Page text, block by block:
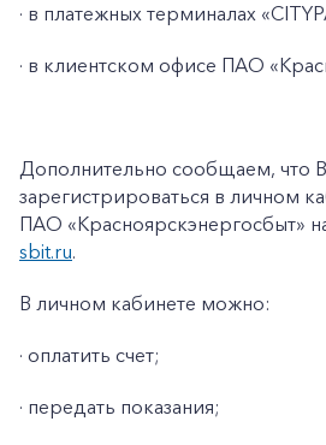
+7-800-700-24-57
Заказать обратный
Частным клиентам
· в платежных терминалах
· в клиентском офисе ПАО
Дополнительно сообщаем, что
зарегистрироваться в личном
ПАО «Красноярскэнергосбыт»
sbit.ru.
В личном кабинете можно:
· оплатить счет;
· передать показания;